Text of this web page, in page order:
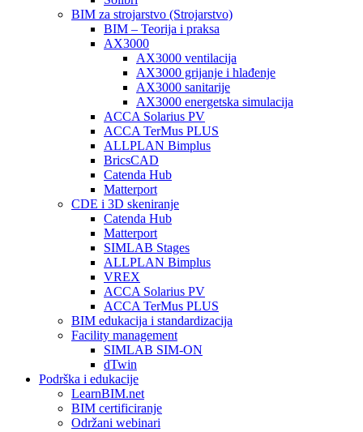
BIM za strojarstvo (Strojarstvo)
BIM – Teorija i praksa
AX3000
AX3000 ventilacija
AX3000 grijanje i hlađenje
AX3000 sanitarije
AX3000 energetska simulacija
ACCA Solarius PV
ACCA TerMus PLUS
ALLPLAN Bimplus
BricsCAD
Catenda Hub
Matterport
CDE i 3D skeniranje
Catenda Hub
Matterport
SIMLAB Stages
ALLPLAN Bimplus
VREX
ACCA Solarius PV
ACCA TerMus PLUS
BIM edukacija i standardizacija
Facility management
SIMLAB SIM-ON
dTwin
Podrška i edukacije
LearnBIM.net
BIM certificiranje
Održani webinari